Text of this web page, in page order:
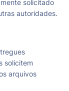
solicitado
autoridades.
solicitem
arquivos